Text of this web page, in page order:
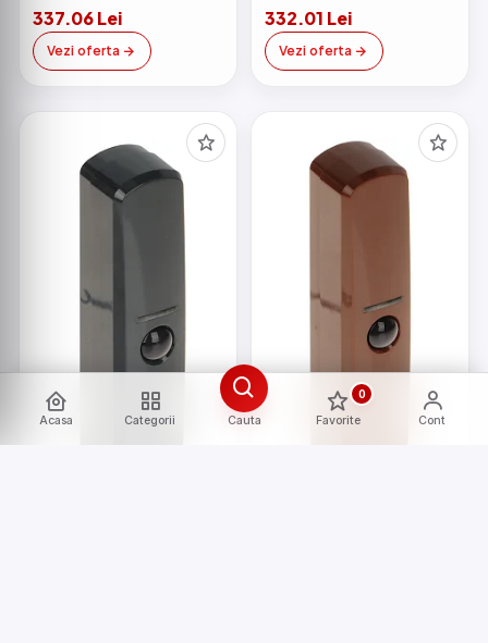
Acasa Categorii Cauta Favorite
0
Cont
337.06 Lei
Vezi oferta
332.01 Lei
Vezi oferta